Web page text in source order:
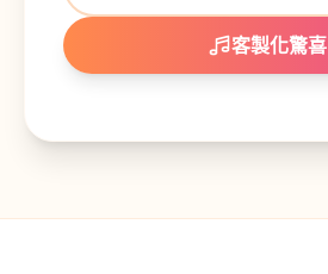
客製化驚喜